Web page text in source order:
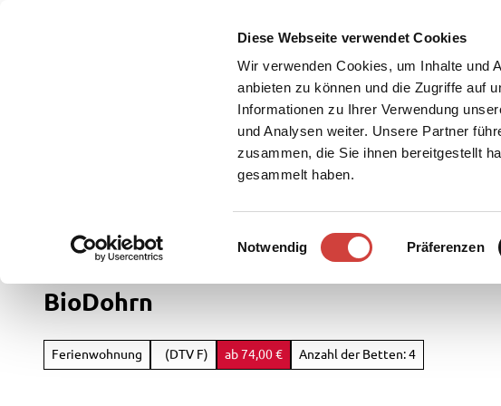
Diese Webseite verwendet Cookies
Wir verwenden Cookies, um Inhalte und
anbieten zu können und die Zugriffe auf
Informationen zu Ihrer Verwendung
und Analysen weiter. Unsere Partner
zusammen, die Sie ihnen bereitgestellt
gesammelt haben.
i
l
l
Notwendig Präferenzen
Rad
&
Übersicht
Parks
BioDohrn
Ferienwohnung (DTV F) ab 74,00 € Anzahl der Betten: 4